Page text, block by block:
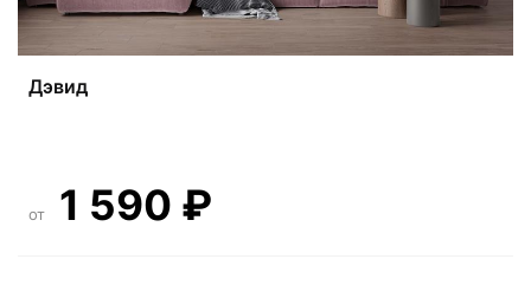
Дэвид
от 1 590 ₽